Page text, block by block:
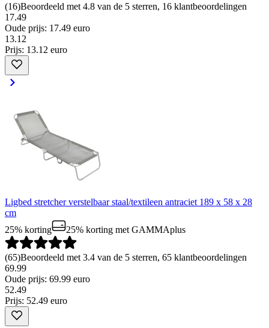
(16)Beoordeeld met 4.8 van de 5 sterren, 16 klantbeoordelingen
17.49
Oude prijs: 17.49 euro
13.12
Prijs: 13.12 euro
Ligbed stretcher verstelbaar staal/textileen antraciet 189 x 58 x 28
cm
25% korting
25% korting met GAMMAplus
(65)Beoordeeld met 3.4 van de 5 sterren, 65 klantbeoordelingen
69.99
Oude prijs: 69.99 euro
52.49
Prijs: 52.49 euro